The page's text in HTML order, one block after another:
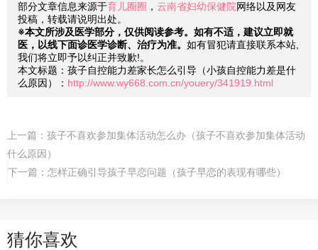
部分文章信息来源于育儿圈圈 ， 云南省妇幼保健院网络以及网友
投稿，转载请说明出处。
※本文所涉及医学部分，仅供阅读参考。如有不适，建议立即就
医，以线下面诊医学诊断、治疗为准。 如有冒犯请直接联系本站,
我们将立即予以纠正并致歉!。
本文标题：孩子自控能力差家长怎么引导（小孩自控能力差是什
么原因）： http://www.wy668.com.cn/youery/341919.html
上一篇： 孩子不喜欢参加集体活动怎么办（孩子不喜欢参加集体活动
什么原因）
下一篇： 怎样正确引导孩子早恋问题（孩子早恋的表现有哪些）
猜你喜欢